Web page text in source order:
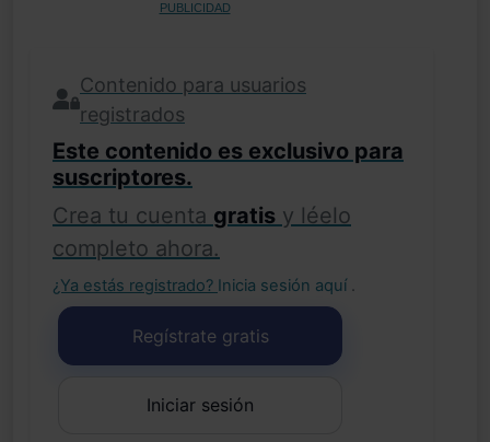
PUBLICIDAD
Contenido para usuarios
registrados
Este contenido es exclusivo para
suscriptores.
Crea tu cuenta gratis y léelo
completo ahora.
¿Ya estás registrado? Inicia sesión aquí .
Regístrate gratis
Iniciar sesión